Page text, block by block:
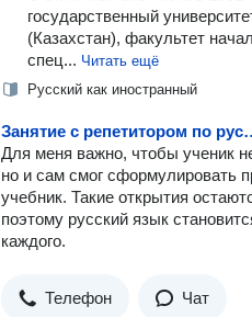
государственный
(Казахстан), факультет
спец... Читать ещё
Русский как иностранный
Занятие с
Для меня важно, чтобы ученик
но и сам смог сформулировать
учебник. Такие открытия
поэтому русский язык
каждого.
Телефон Чат